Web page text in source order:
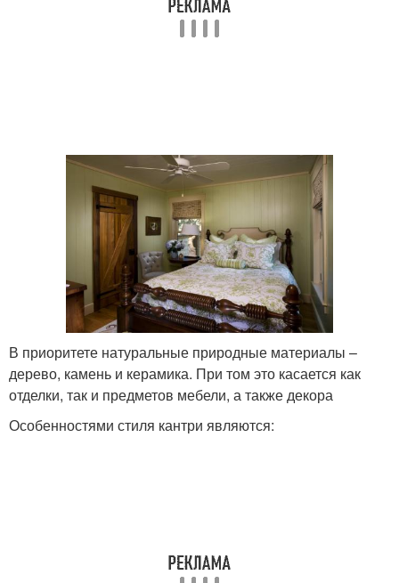
В приоритете натуральные природные материалы –
дерево, камень и керамика. При том это касается как
отделки, так и предметов мебели, а также декора
Особенностями стиля кантри являются: